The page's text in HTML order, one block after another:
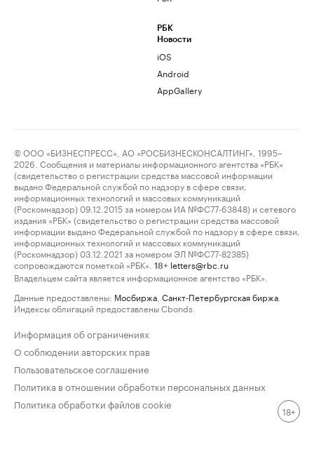
РБК
Новости
iOS
Android
AppGallery
© ООО «БИЗНЕСПРЕСС», АО «РОСБИЗНЕСКОНСАЛТИНГ», 1995–
2026. Сообщения и материалы информационного агентства «РБК»
(свидетельство о регистрации средства массовой информации
выдано Федеральной службой по надзору в сфере связи,
информационных технологий и массовых коммуникаций
(Роскомнадзор) 09.12.2015 за номером ИА №ФС77-63848) и сетевого
издания «РБК» (свидетельство о регистрации средства массовой
информации выдано Федеральной службой по надзору в сфере связи,
информационных технологий и массовых коммуникаций
(Роскомнадзор) 03.12.2021 за номером ЭЛ №ФС77-82385)
сопровождаются пометкой «РБК».
18+ letters@rbc.ru
Владельцем сайта является информационное агентство «РБК».
Данные предоставлены: Мосбиржа Санкт-Петербургская биржа
Индексы облигаций предоставлены Cbonds.
Информация об ограничениях
О соблюдении авторских прав
Пользовательское соглашение
Политика в отношении обработки персональных данных
Политика обработки файлов cookie
18+